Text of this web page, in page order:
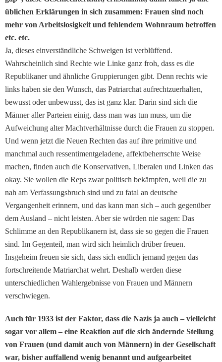
üblichen Erklärungen in sich zusammen: Frauen sind noch
mehr von Arbeitslosigkeit und fehlendem Wohnraum betroffen
etc. etc.
Ja, dieses einverständliche Schweigen ist verblüffend.
Wahrscheinlich sind Rechte wie Linke ganz froh, dass es die
Republikaner und ähnliche Gruppierungen gibt. Denn rechts wie
links haben sie den Wunsch, das Patriarchat aufrechtzuerhalten,
bewusst oder unbewusst, das ist ganz klar. Darin sind sich die
Männer aller Parteien einig, dass man was tun muss, um die
Aufweichung alter Machtverhältnisse durch die Frauen zu stoppen.
Und wenn jetzt die Neuen Rechten das auf ihre primitive und
manchmal auch ressentimentgeladene, affektbeherrschte Weise
machen, finden auch die Konservativen, Liberalen und Linken das
okay. Sie wollen die Reps zwar politisch bekämpfen, weil die zu
nah am Verfassungsbruch sind und zu fatal an deutsche
Vergangenheit erinnern, und das kann man sich – auch gegenüber
dem Ausland – nicht leisten. Aber sie würden nie sagen: Das
Schlimme an den Republikanern ist, dass sie so gegen die Frauen
sind. Im Gegenteil, man wird sich heimlich drüber freuen.
Insgeheim freuen sie sich, dass sich endlich jemand gegen das
fortschreitende Matriarchat wehrt. Deshalb werden diese
unterschiedlichen Wahlergebnisse von Frauen und Männern
verschwiegen.
Auch für 1933 ist der Faktor, dass die Nazis ja auch – vielleicht
sogar vor allem – eine Reaktion auf die sich ändernde Stellung
von Frauen (und damit auch von Männern) in der Gesellschaft
war, bisher auffallend wenig benannt und aufgearbeitet